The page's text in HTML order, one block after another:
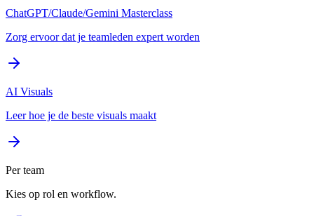
ChatGPT/Claude/Gemini Masterclass
Zorg ervoor dat je teamleden expert worden
AI Visuals
Leer hoe je de beste visuals maakt
Per team
Kies op rol en workflow.